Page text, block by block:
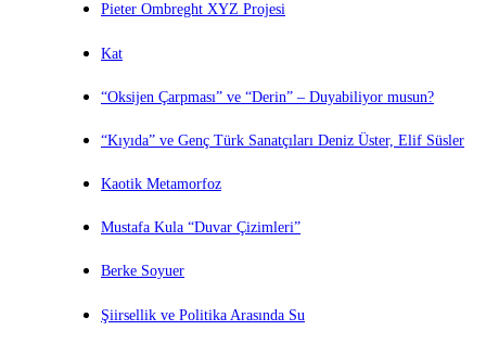
Pieter Ombreght XYZ Projesi
Kat
“Oksijen Çarpması” ve “Derin” – Duyabiliyor musun?
“Kıyıda” ve Genç Türk Sanatçıları Deniz Üster, Elif Süsler
Kaotik Metamorfoz
Mustafa Kula “Duvar Çizimleri”
Berke Soyuer
Şiirsellik ve Politika Arasında Su